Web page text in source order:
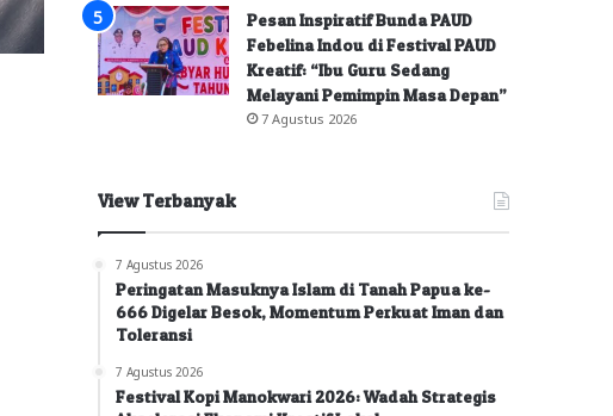
Pesan Inspiratif Bunda PAUD
Febelina Indou di Festival PAUD
Kreatif: “Ibu Guru Sedang
Melayani Pemimpin Masa Depan”
7 Agustus 2026
View Terbanyak
7 Agustus 2026
Peringatan Masuknya Islam di Tanah Papua ke-
666 Digelar Besok, Momentum Perkuat Iman dan
Toleransi
7 Agustus 2026
Festival Kopi Manokwari 2026: Wadah Strategis